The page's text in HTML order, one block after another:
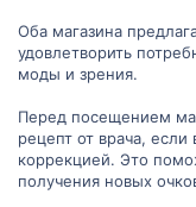
Оба магазина
удовлетворить
моды и зрения.
Перед посещением
рецепт от врача,
коррекцией. Это
получения новых